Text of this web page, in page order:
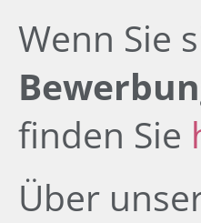
Wenn Sie
finden Sie
Über